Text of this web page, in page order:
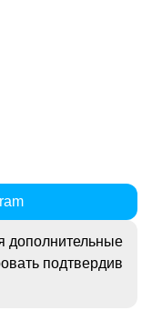
дополнительные
подтвердив